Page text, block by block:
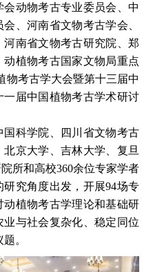
动物考古专业委员会、中
、河南省文物考古学会、
南省文物考古研究院、郑
植物考古国家文物局重点
物考古学大会暨第十三届中
届中国植物考古学术研讨
科学院、四川省文物考古
京大学、吉林大学、复旦
所和高校360余位专家学者
究角度出发，开展94场专
植物考古学理论和基础研
与社会复杂化、稳定同位
。